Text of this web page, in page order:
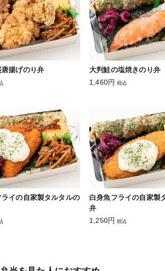
揚げのり弁
大判鮭の塩焼きのり弁
1,460円 税込
イの自家製タルタルの
白身魚フライの自家製
弁
1,250円 税込